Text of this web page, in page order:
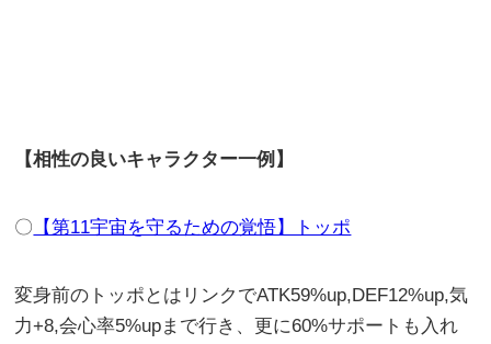
【相性の良いキャラクター一例】
〇 【第11宇宙を守るための覚悟】トッポ
変身前のトッポとはリンクでATK59%up,DEF12%up,気
力+8,会心率5%upまで行き、更に60%サポートも入れ